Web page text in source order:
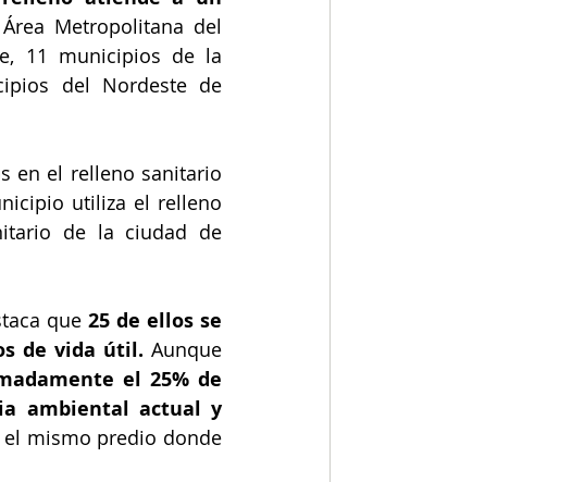
Metropolitana del
11 municipios de la
del Nordeste de
en el relleno sanitario
utiliza el relleno
de la ciudad de
que 25 de ellos se
de vida útil. Aunque
el 25% de
ambiental actual y
mismo predio donde